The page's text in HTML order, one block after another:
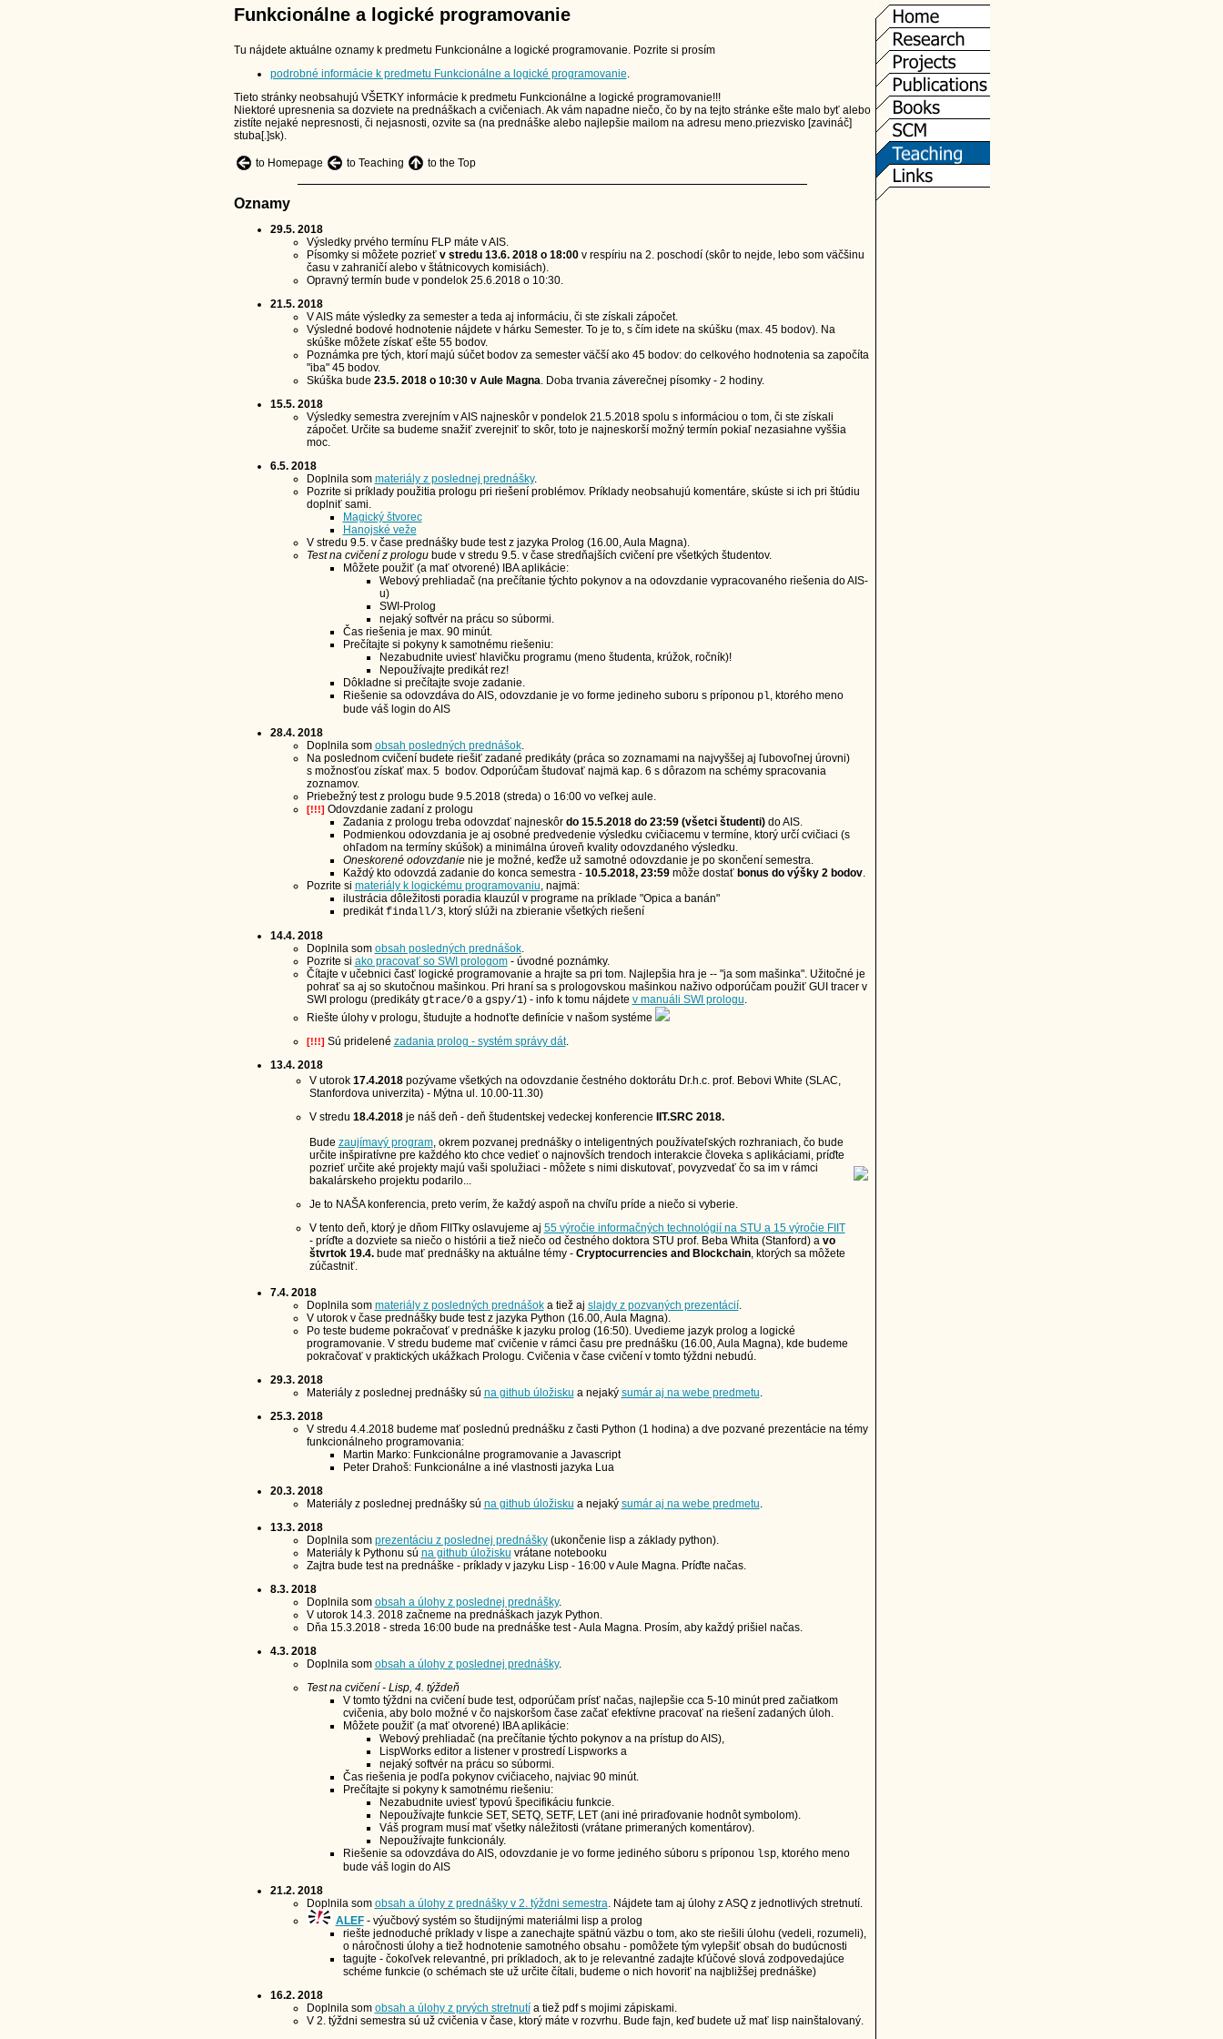
Funkcionálne a logické programovanie
Tu nájdete aktuálne oznamy k predmetu Funkcionálne a logické programovanie. Pozrite si prosím
podrobné informácie k predmetu Funkcionálne a logické programovanie.
Tieto stránky neobsahujú VŠETKY informácie k predmetu Funkcionálne a logické programovanie!!!
Niektoré upresnenia sa dozviete na prednáškach a cvičeniach. Ak vám napadne niečo, čo by na tejto stránke ešte malo byť alebo
zistíte nejaké nepresnosti, či nejasnosti, ozvite sa (na prednáške alebo najlepšie mailom na adresu meno.priezvisko [zavináč]
stuba[.]sk).
to Homepage to Teaching to the Top
Oznamy
29.5. 2018
Výsledky prvého termínu FLP máte v AIS.
Písomky si môžete pozrieť v stredu 13.6. 2018 o 18:00v respíriu na 2. poschodí (skôr to nejde, lebo som väčšinu
času v zahraničí alebo v štátnicovych komisiách).
Opravný termín bude v pondelok 25.6.2018 o 10:30.
21.5. 2018
V AIS máte výsledky za semester a teda aj informáciu, či ste získali zápočet.
Výsledné bodové hodnotenie nájdete v hárku Semester. To je to, s čím idete na skúšku (max. 45 bodov). Na
skúške môžete získať ešte 55 bodov.
Poznámka pre tých, ktorí majú súčet bodov za semester väčší ako 45 bodov: do celkového hodnotenia sa započíta
"iba" 45 bodov.
Skúška bude 23.5. 2018 o 10:30 v Aule Magna. Doba trvania záverečnej písomky - 2 hodiny.
15.5. 2018
Výsledky semestra zverejním v AIS najneskôr v pondelok 21.5.2018 spolu s informáciou o tom, či ste získali
zápočet. Určite sa budeme snažiť zverejniť to skôr, toto je najneskorší možný termín pokiaľ nezasiahne vyššia
moc.
6.5. 2018
Doplnila som materiály z poslednej prednášky.
Pozrite si príklady použitia prologu pri riešení problémov. Príklady neobsahujú komentáre, skúste si ich pri štúdiu
doplniť sami.
Magický štvorec
Hanojské veže
V stredu 9.5. v čase prednášky bude test z jazyka Prolog (16.00, Aula Magna).
Test na cvičení z prologubude v stredu 9.5. v čase stredňajších cvičení pre všetkých študentov.
Môžete použiť (a mať otvorené) IBA aplikácie:
Webový prehliadač (na prečítanie týchto pokynov a na odovzdanie vypracovaného riešenia do AIS-
u)
SWI-Prolog
nejaký softvér na prácu so súbormi.
Čas riešenia je max. 90 minút.
Prečítajte si pokyny k samotnému riešeniu:
Nezabudnite uviesť hlavičku programu (meno študenta, krúžok, ročník)!
Nepoužívajte predikát rez!
Dôkladne si prečítajte svoje zadanie.
Riešenie sa odovzdáva do AIS, odovzdanie je vo forme jedineho suboru s príponou pl, ktorého meno
bude váš login do AIS
28.4. 2018
Doplnila som obsah posledných prednášok.
Na poslednom cvičení budete riešiť zadané predikáty (práca so zoznamami na najvyššej aj ľubovoľnej úrovni)
s možnosťou získať max. 5 bodov. Odporúčam študovať najmä kap. 6 s dôrazom na schémy spracovania
zoznamov.
Priebežný test z prologu bude 9.5.2018 (streda) o 16:00 vo veľkej aule.
[!!!] Odovzdanie zadaní z prologu
Zadania z prologu treba odovzdať najneskôr do 15.5.2018 do 23:59 (všetci študenti)do AIS.
Podmienkou odovzdania je aj osobné predvedenie výsledku cvičiacemu v termíne, ktorý určí cvičiaci (s
ohľadom na termíny skúšok) a minimálna úroveň kvality odovzdaného výsledku.
Oneskorené odovzdanienie je možné, keďže už samotné odovzdanie je po skončení semestra.
Každý kto odovzdá zadanie do konca semestra - 10.5.2018, 23:59môže dostať bonus do výšky 2 bodov.
Pozrite si materiály k logickému programovaniu, najmä:
ilustrácia dôležitosti poradia klauzúl v programe na príklade "Opica a banán"
predikátfindall/3, ktorý slúži na zbieranie všetkých riešení
14.4. 2018
Doplnila som obsah posledných prednášok.
Pozrite si ako pracovať so SWI prologom- úvodné poznámky.
Čítajte v učebnici časť logické programovanie a hrajte sa pri tom. Najlepšia hra je -- "ja som mašinka". Užitočné je
pohrať sa aj so skutočnou mašinkou. Pri hraní sa s prologovskou mašinkou naživo odporúčam použiť GUI tracer v
SWI prologu (predikáty gtrace/0a gspy/1) - info k tomu nájdete v manuáli SWI prologu.
Riešte úlohy v prologu, študujte a hodnoťte definície v našom systéme
[!!!] Sú pridelené zadania prolog - systém správy dát.
13.4. 2018
V utorok 17.4.2018pozývame všetkých na odovzdanie čestného doktorátu Dr.h.c. prof. Bebovi White (SLAC,
Stanfordova univerzita) - Mýtna ul. 10.00-11.30)
V stredu 18.4.2018je náš deň - deň študentskej vedeckej konferencie
IIT.SRC 2018.
Bude zaujímavý program, okrem pozvanej prednášky o inteligentných používateľských rozhraniach, čo bude
určite inšpiratívne pre každého kto chce vedieť o najnovších trendoch interakcie človeka s aplikáciami, príďte
pozrieť určite aké projekty majú vaši spolužiaci - môžete s nimi diskutovať, povyzvedať čo sa im v rámci
bakalárskeho projektu podarilo...
Je to NAŠA konferencia, preto verím, že každý aspoň na chvíľu príde a niečo si vyberie.
V tento deň, ktorý je dňom FIITky oslavujeme aj 55 výročie informačných technológií na STU a 15 výročie FIIT
- príďte a dozviete sa niečo o histórii a tiež niečo od čestného doktora STU prof. Beba Whita (Stanford) a vo
štvrtok 19.4.bude mať prednášky na aktuálne témy - Cryptocurrencies and Blockchain, ktorých sa môžete
zúčastniť.
7.4. 2018
Doplnila som materiály z posledných prednášoka tiež aj slajdy z pozvaných prezentácií.
V utorok v čase prednášky bude test z jazyka Python (16.00, Aula Magna).
Po teste budeme pokračovať v prednáške k jazyku prolog (16:50). Uvedieme jazyk prolog a logické
programovanie. V stredu budeme mať cvičenie v rámci času pre prednášku (16.00, Aula Magna), kde budeme
pokračovať v praktických ukážkach Prologu. Cvičenia v čase cvičení v tomto týždni nebudú.
29.3. 2018
Materiály z poslednej prednášky sú na github úložisku a nejaký sumár aj na webe predmetu.
25.3. 2018
V stredu 4.4.2018 budeme mať poslednú prednášku z časti Python (1 hodina) a dve pozvané prezentácie na témy
funkcionálneho programovania:
Martin Marko: Funkcionálne programovanie a Javascript
Peter Drahoš: Funkcionálne a iné vlastnosti jazyka Lua
20.3. 2018
Materiály z poslednej prednášky sú na github úložisku a nejaký sumár aj na webe predmetu.
13.3. 2018
Doplnila som prezentáciu z poslednej prednášky(ukončenie lisp a základy python).
Materiály k Pythonu sú na github úložisku vrátane notebooku
Zajtra bude test na prednáške - príklady v jazyku Lisp - 16:00 v Aule Magna. Príďte načas.
8.3. 2018
Doplnila som obsah a úlohy z poslednej prednášky.
V utorok 14.3. 2018 začneme na prednáškach jazyk Python.
Dňa 15.3.2018 - streda 16:00 bude na prednáške test - Aula Magna. Prosím, aby každý prišiel načas.
4.3. 2018
Doplnila som obsah a úlohy z poslednej prednášky.
Test na cvičení - Lisp, 4. týždeň
V tomto týždni na cvičení bude test, odporúčam prísť načas, najlepšie cca 5-10 minút pred začiatkom
cvičenia, aby bolo možné v čo najskoršom čase začať efektívne pracovať na riešení zadaných úloh.
Môžete použiť (a mať otvorené) IBA aplikácie:
Webový prehliadač (na prečítanie týchto pokynov a na prístup do AIS),
LispWorks editor a listener v prostredí Lispworks a
nejaký softvér na prácu so súbormi.
Čas riešenia je podľa pokynov cvičiaceho, najviac 90 minút.
Prečítajte si pokyny k samotnému riešeniu:
Nezabudnite uviesť typovú špecifikáciu funkcie.
Nepoužívajte funkcie SET, SETQ, SETF, LET (ani iné priraďovanie hodnôt symbolom).
Váš program musí mať všetky náležitosti (vrátane primeraných komentárov).
Nepoužívajte funkcionály.
Riešenie sa odovzdáva do AIS, odovzdanie je vo forme jediného súboru s príponou lsp, ktorého meno
bude váš login do AIS
21.2. 2018
Doplnila som obsah a úlohy z prednášky v 2. týždni semestra. Nájdete tam aj úlohy z ASQ z jednotlivých stretnutí.
ALEF- výučbový systém so študijnými materiálmi lisp a prolog
riešte jednoduché príklady v lispe a zanechajte spätnú väzbu o tom, ako ste riešili úlohu (vedeli, rozumeli),
o náročnosti úlohy a tiež hodnotenie samotného obsahu - pomôžete tým vylepšiť obsah do budúcnosti
tagujte - čokoľvek relevantné, pri príkladoch, ak to je relevantné zadajte kľúčové slová zodpovedajúce
schéme funkcie (o schémach ste už určite čítali, budeme o nich hovoriť na najbližšej prednáške)
16.2. 2018
Doplnila som obsah a úlohy z prvých stretnutía tiež pdf s mojimi zápiskami.
V 2. týždni semestra sú už cvičenia v čase, ktorý máte v rozvrhu. Bude fajn, keď budete už mať lisp nainštalovaný.